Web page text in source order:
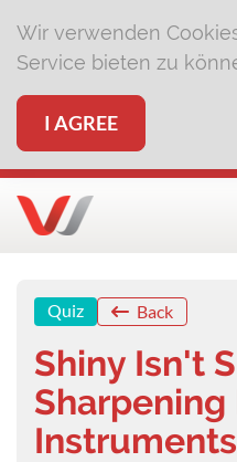
Wir verwenden
Service bieten zu
I AGREE
Quiz Back
Shiny Isn't
Sharpening
Instruments